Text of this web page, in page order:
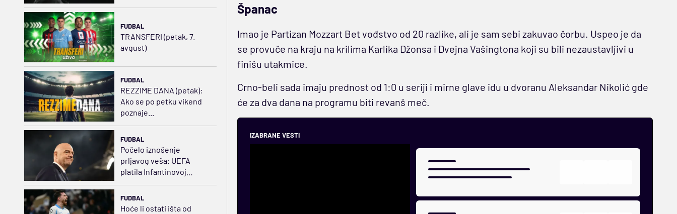
FUDBAL
TRANSFERI (petak, 7.
avgust)
FUDBAL
REZZIME DANA (petak):
Ako se po petku vikend
poznaje...
FUDBAL
Počelo iznošenje
prljavog veša: UEFA
platila Infantinovoj
FUDBAL
Hoće li ostati išta od
Španac
Imao je Partizan Mozzart Bet vođstvo od 20 razlike, ali je sam sebi zakuvao čorbu. Uspeo je da
se provuče na kraju na krilima Karlika Džonsa i Dvejna Vašingtona koji su bili nezaustavljivi u
finišu utakmice.
Crno-beli sada imaju prednost od 1:0 u seriji i mirne glave idu u dvoranu Aleksandar Nikolić gde
će za dva dana na programu biti revanš meč.
IZABRANE VESTI